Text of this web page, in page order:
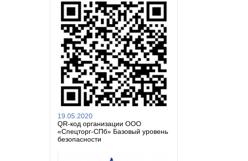
19.05.2020
QR-код организации ООО
«Спецторг-СПб» Базовый уровень
безопасности